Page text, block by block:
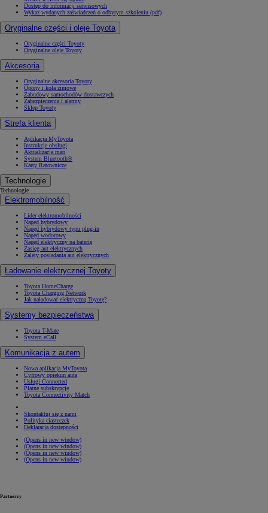
Dostęp do informacji serwisowych
Wykaz wydanych zaświadczeń o odbytym szkoleniu (pdf)
Oryginalne części i oleje Toyota
Oryginalne części Toyoty
Oryginalne oleje Toyoty
Akcesoria
Oryginalne akcesoria Toyoty
Opony i koła zimowe
Zabudowy samochodów dostawczych
Zabezpieczenia i alarmy
Sklep Toyoty
Strefa klienta
Aplikacja MyToyota
Instrukcje obsługi
Aktualizacja map
System Bluetooth®
Karty Ratownicze
Technologie
Technologie
Elektromobilność
Lider elektromobilności
Napęd hybrydowy
Napęd hybrydowy typu plug-in
Napęd wodorowy
Napęd elektryczny na baterię
Zasięg aut elektrycznych
Zalety posiadania aut elektrycznych
Ładowanie elektrycznej Toyoty
Toyota HomeCharge
Toyota Charging Network
Jak naładować elektryczną Toyotę?
Systemy bezpieczeństwa
Toyota T-Mate
System eCall
Komunikacja z autem
Nowa aplikacja MyToyota
Cyfrowy opiekun auta
Usługi Connected
Płatne subskrypcje
Toyota Connectivity Match
Skontaktuj się z nami
Polityka ciasteczek
Deklaracja dostępności
(Opens in new window)
(Opens in new window)
(Opens in new window)
(Opens in new window)
Partnerzy